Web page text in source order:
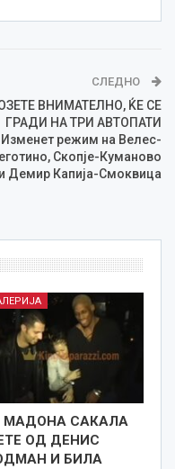
СЛЕДНО
ВНИМАТЕЛНО, ЌЕ СЕ
ГРАДИ НА ТРИ АВТОПАТИ
Изменет режим на Велес-
Скопје-Куманово
и Демир Капија-Смоквица
МАДОНА САКАЛА
ОД ДЕНИС
И БИЛА